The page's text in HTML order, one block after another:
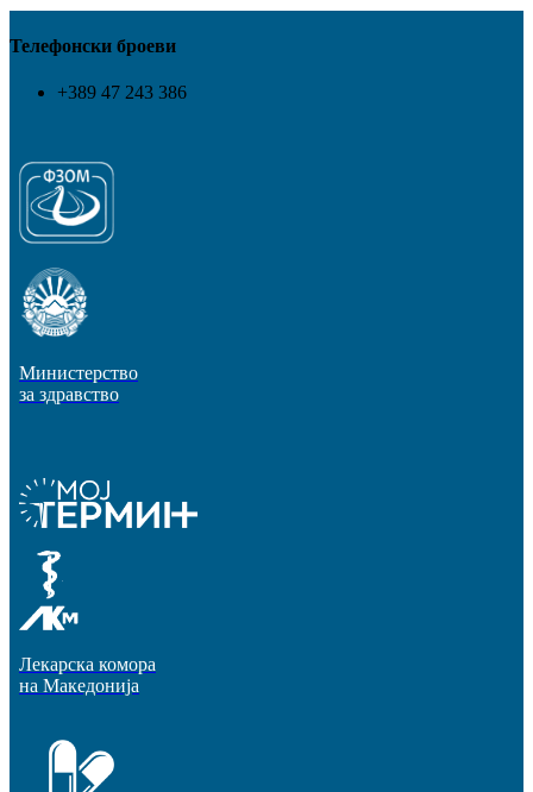
Телефонски броеви
+389 47 243 386
Министерство
за здравство
Лекарска комора
на Македонија